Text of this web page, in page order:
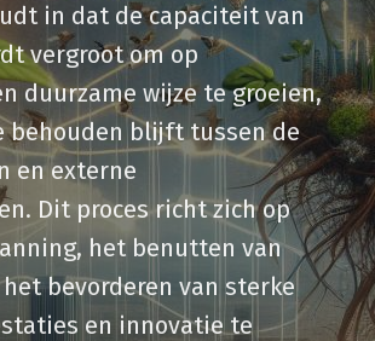
in dat de capaciteit van
vergroot om op
duurzame wijze te groeien,
behouden blijft tussen de
en externe
Dit proces richt zich op
het benutten van
bevorderen van sterke
en innovatie te